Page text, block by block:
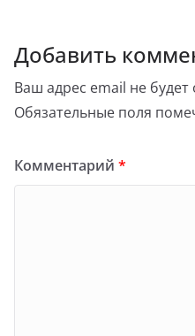
Добавить
Ваш адрес email не будет
Обязательные поля
Комментарий *